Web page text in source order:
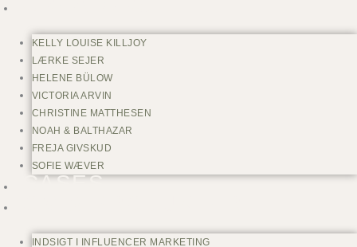
KELLY LOUISE KILLJOY
LÆRKE SEJER
HELENE BÜLOW
VICTORIA ARVIN
CHRISTINE MATTHESEN
NOAH & BALTHAZAR
FREJA GIVSKUD
SOFIE WÆVER
CASES
INDSIGT I INFLUENCER MARKETING